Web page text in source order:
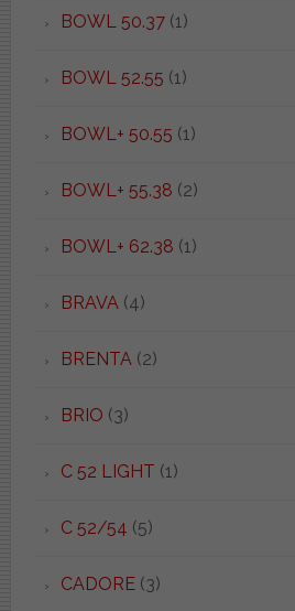
BOWL 50.37(1)
BOWL 52.55 (1)
BOWL+ 50.55 (1)
BOWL+ 55.38 (2)
BOWL+ 62.38 (1)
BRAVA (4)
BRENTA (2)
BRIO (3)
C 52 LIGHT (1)
C 52/54 (5)
CADORE(3)